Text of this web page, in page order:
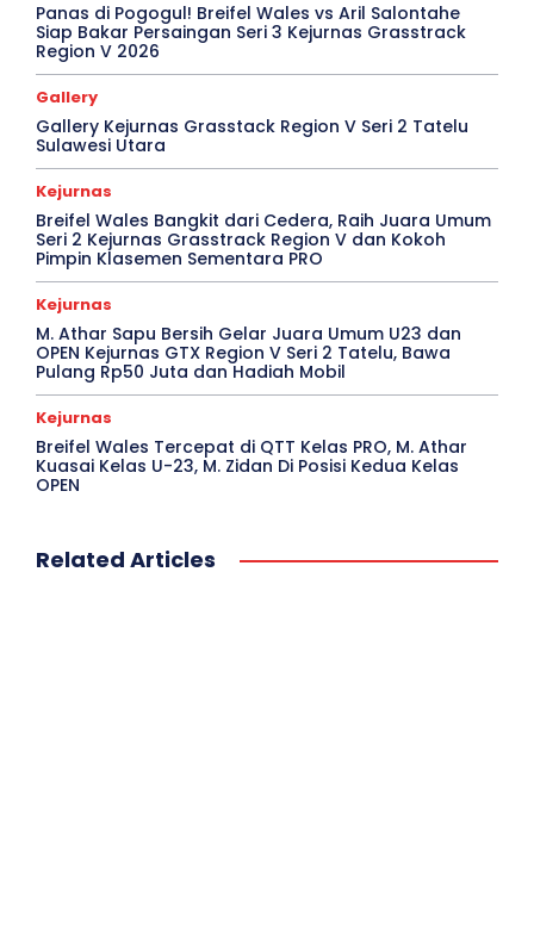
Panas di Pogogul! Breifel Wales vs Aril Salontahe
Siap Bakar Persaingan Seri 3 Kejurnas Grasstrack
Region V 2026
Gallery
Gallery Kejurnas Grasstack Region V Seri 2 Tatelu
Sulawesi Utara
Kejurnas
Breifel Wales Bangkit dari Cedera, Raih Juara Umum
Seri 2 Kejurnas Grasstrack Region V dan Kokoh
Pimpin Klasemen Sementara PRO
Kejurnas
M. Athar Sapu Bersih Gelar Juara Umum U23 dan
OPEN Kejurnas GTX Region V Seri 2 Tatelu, Bawa
Pulang Rp50 Juta dan Hadiah Mobil
Kejurnas
Breifel Wales Tercepat di QTT Kelas PRO, M. Athar
Kuasai Kelas U-23, M. Zidan Di Posisi Kedua Kelas
OPEN
Related Articles